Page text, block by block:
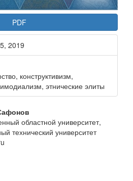
PDF
2019
конструктивизм,
этнические элиты
областной университет,
технический университет